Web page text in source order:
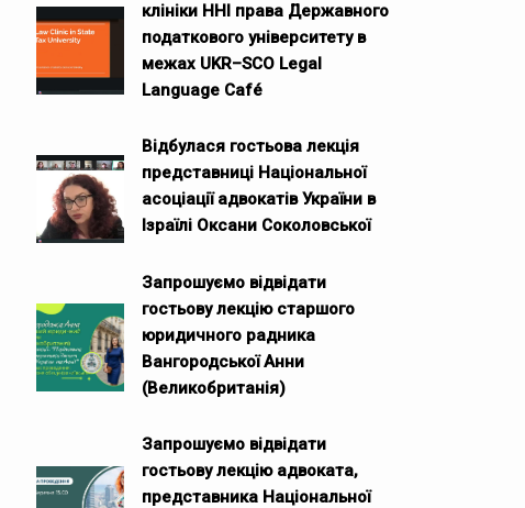
клініки ННІ права Державного
податкового університету в
межах UKR–SCO Legal
Language Café
Відбулася гостьова лекція
представниці Національної
асоціації адвокатів України в
Ізраїлі Оксани Соколовської
Запрошуємо відвідати
гостьову лекцію старшого
юридичного радника
Вангородської Анни
(Великобританія)
Запрошуємо відвідати
гостьову лекцію адвоката,
представника Національної